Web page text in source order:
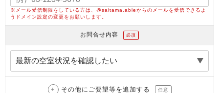
※メール受信制限をしている方は、@saitama.ableからのメールを受信できるよ
うドメイン設定の変更をお願いします。
お問合せ内容 必須
その他にご要望等を追加する 任意